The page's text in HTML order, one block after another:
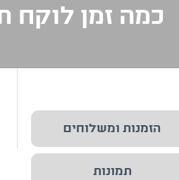
כמה זמן לוקח תהליך
הזמנות ומשלוחים
תמונות